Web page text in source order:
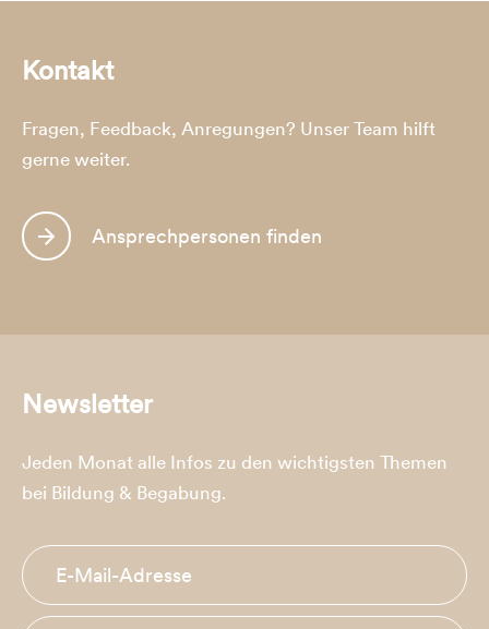
Kontakt
Fragen, Feedback, Anregungen? Unser Team hilft
gerne weiter.
Ansprechpersonen finden
Newsletter
Jeden Monat alle Infos zu den wichtigsten Themen
bei Bildung & Begabung.